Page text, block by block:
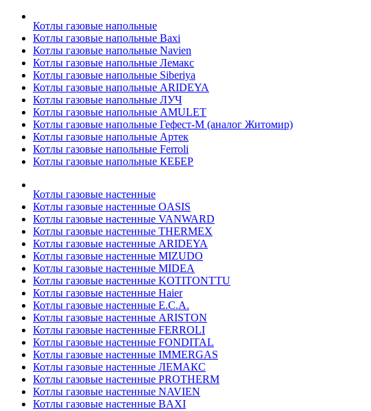
Котлы газовые напольные
Котлы газовые напольные Baxi
Котлы газовые напольные Navien
Котлы газовые напольные Лемакс
Котлы газовые напольные Siberiya
Котлы газовые напольные ARIDEYA
Котлы газовые напольные ЛУЧ
Котлы газовые напольные AMULET
Котлы газовые напольные Гефест-М (аналог Житомир)
Котлы газовые напольные Артек
Котлы газовые напольные Ferroli
Котлы газовые напольные КЕБЕР
Котлы газовые настенные
Котлы газовые настенные OASIS
Котлы газовые настенные VANWARD
Котлы газовые настенные THERMEX
Котлы газовые настенные ARIDEYA
Котлы газовые настенные MIZUDO
Котлы газовые настенные MIDEA
Котлы газовые настенные KOTITONTTU
Котлы газовые настенные Haier
Котлы газовые настенные E.C.A.
Котлы газовые настенные ARISTON
Котлы газовые настенные FERROLI
Котлы газовые настенные FONDITAL
Котлы газовые настенные IMMERGAS
Котлы газовые настенные ЛЕМАКС
Котлы газовые настенные PROTHERM
Котлы газовые настенные NAVIEN
Котлы газовые настенные BAXI